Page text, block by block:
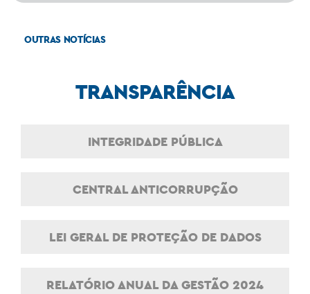
OUTRAS NOTÍCIAS
TRANSPARÊNCIA
INTEGRIDADE PÚBLICA
CENTRAL ANTICORRUPÇÃO
LEI GERAL DE PROTEÇÃO DE DADOS
RELATÓRIO ANUAL DA GESTÃO 2024